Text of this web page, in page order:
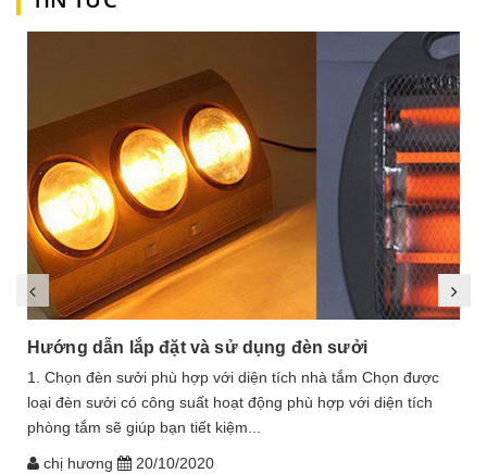
Hướng dẫn lắp đặt và sử dụng đèn sưởi
1. Chọn đèn sưởi phù hợp với diện tích nhà tắm Chọn được
loại đèn sưởi có công suất hoạt động phù hợp với diện tích
phòng tắm sẽ giúp bạn tiết kiệm...
chị hương 20/10/2020